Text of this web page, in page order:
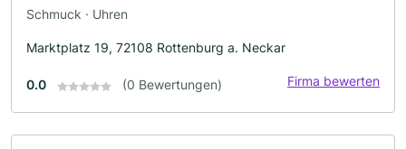
Schmuck · Uhren
Marktplatz 19, 72108 Rottenburg a. Neckar
0.0 (0 Bewertungen) Firma bewerten